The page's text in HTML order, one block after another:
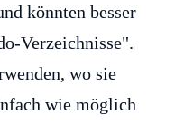
könnten besser
Verzeichnisse".
wo sie
wie möglich